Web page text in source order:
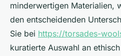
minderwertigen Materialien,
den entscheidenden
Sie bei https://torsades-
kuratierte Auswahl an